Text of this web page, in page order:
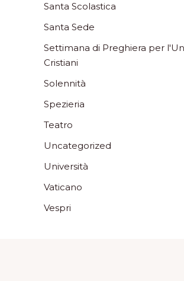
Santa Scolastica
Santa Sede
Settimana di Preghiera per
Cristiani
Solennità
Spezieria
Teatro
Uncategorized
Università
Vaticano
Vespri